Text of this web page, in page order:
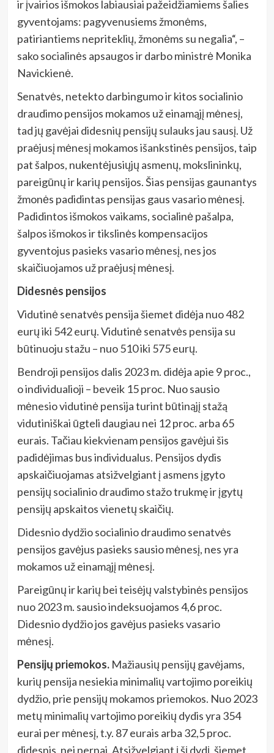
ir įvairios išmokos labiausiai pažeidžiamiems šalies
gyventojams: pagyvenusiems žmonėms,
patiriantiems nepriteklių, žmonėms su negalia“, –
sako socialinės apsaugos ir darbo ministrė Monika
Navickienė.
Senatvės, netekto darbingumo ir kitos socialinio
draudimo pensijos mokamos už einamąjį mėnesį,
tad jų gavėjai didesnių pensijų sulauks jau sausį. Už
praėjusį mėnesį mokamos išankstinės pensijos, taip
pat šalpos, nukentėjusiųjų asmenų, mokslininkų,
pareigūnų ir karių pensijos. Šias pensijas gaunantys
žmonės padidintas pensijas gaus vasario mėnesį.
Padidintos išmokos vaikams, socialinė pašalpa,
šalpos išmokos ir tikslinės kompensacijos
gyventojus pasieks vasario mėnesį, nes jos
skaičiuojamos už praėjusį mėnesį.
Didesnės pensijos
Vidutinė senatvės pensija šiemet didėja nuo 482
eurų iki 542 eurų. Vidutinė senatvės pensija su
būtinuoju stažu – nuo 510 iki 575 eurų.
Bendroji pensijos dalis 2023 m. didėja apie 9 proc.,
o individualioji – beveik 15 proc. Nuo sausio
mėnesio vidutinė pensija turint būtinąjį stažą
vidutiniškai ūgteli daugiau nei 12 proc. arba 65
eurais. Tačiau kiekvienam pensijos gavėjui šis
padidėjimas bus individualus. Pensijos dydis
apskaičiuojamas atsižvelgiant į asmens įgyto
pensijų socialinio draudimo stažo trukmę ir įgytų
pensijų apskaitos vienetų skaičių.
Didesnio dydžio socialinio draudimo senatvės
pensijos gavėjus pasieks sausio mėnesį, nes yra
mokamos už einamąjį mėnesį.
Pareigūnų ir karių bei teisėjų valstybinės pensijos
nuo 2023 m. sausio indeksuojamos 4,6 proc.
Didesnio dydžio jos gavėjus pasieks vasario
mėnesį.
Pensijų priemokos. Mažiausių pensijų gavėjams,
kurių pensija nesiekia minimalių vartojimo poreikių
dydžio, prie pensijų mokamos priemokos. Nuo 2023
metų minimalių vartojimo poreikių dydis yra 354
eurai per mėnesį, t.y. 87 eurais arba 32,5 proc.
didesnis, nei pernai. Atsižvelgiant į šį dydį, šiemet